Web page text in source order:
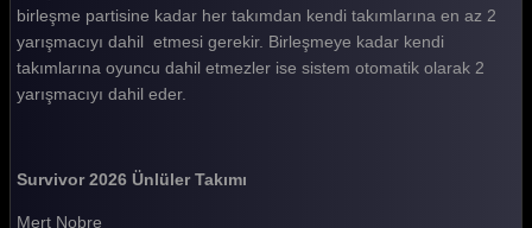
Survivor 2026 110. Bölüm
Survivor 2026 109. Bölüm
Survivor 2026 108. Bölüm
Survivor 2026 106. Bölüm
Survivor 2026 105. Bölüm
birleşme partisine kadar her takımdan kendi takımlarına en az 2
yarışmacıyı dahil etmesi gerekir. Birleşmeye kadar kendi
takımlarına oyuncu dahil etmezler ise sistem otomatik olarak 2
yarışmacıyı dahil eder.
Survivor 2026 Ünlüler Takımı
Mert Nobre